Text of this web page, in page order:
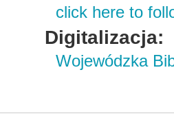
click here to
Digitalizacja:
Wojewódzka